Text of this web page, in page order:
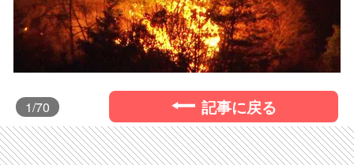
1/70 記事に戻る